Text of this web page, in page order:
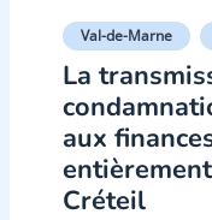
Val-de-Marne
La
aux
Créteil